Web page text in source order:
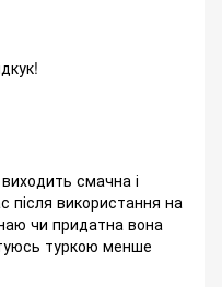
смачна і
після використання на
чи придатна вона
туркою менше